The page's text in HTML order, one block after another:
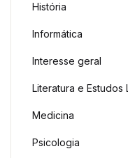
História
Informática
Interesse geral
Literatura e Estudos
Medicina
Psicologia